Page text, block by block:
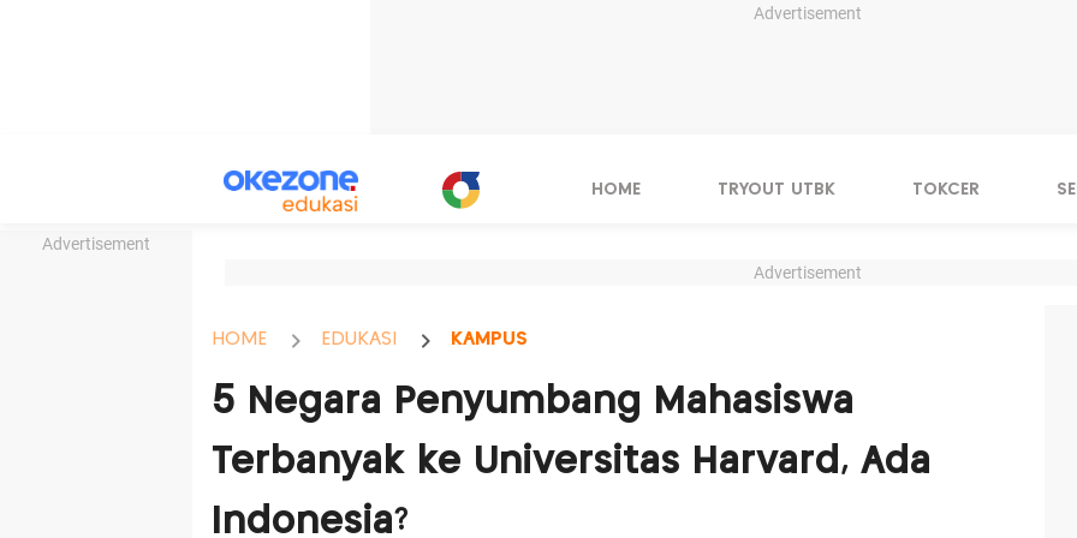
Advertisement
Advertisement
HOME TRYOUT UTBK TOKCER
Advertisement
HOME EDUKASI KAMPUS
5 Negara Penyumbang Mahasiswa
Terbanyak ke Universitas Harvard, Ada
Indonesia?